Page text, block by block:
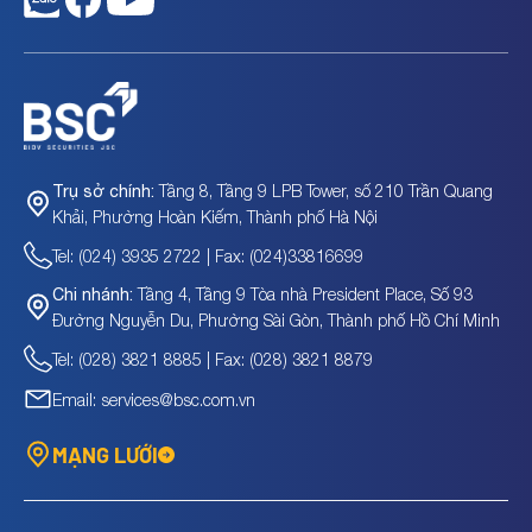
Trụ sở chính: Tầng 8, Tầng 9 LPB Tower, số 210 Trần Quang
Khải, Phường Hoàn Kiếm, Thành phố Hà Nội
Tel: (024) 3935 2722 | Fax: (024)33816699
Chi nhánh: Tầng 4, Tầng 9 Tòa nhà President Place, Số 93
Đường Nguyễn Du, Phường Sài Gòn, Thành phố Hồ Chí Minh
Tel: (028) 3821 8885 | Fax: (028) 3821 8879
Email: services@bsc.com.vn
MẠNG LƯỚI